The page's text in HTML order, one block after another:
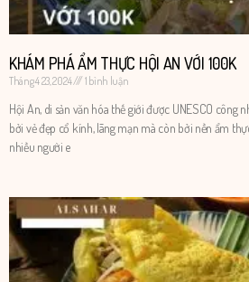
KHÁM PHÁ ẨM THỰC HỘI AN VỚI 100K
Tháng 4 23, 2024 1 bình luận
Hội An, di sản văn hóa thế giới được UNESCO công
bởi vẻ đẹp cổ kính, lãng mạn mà còn bởi nền ẩm
nhiều người e